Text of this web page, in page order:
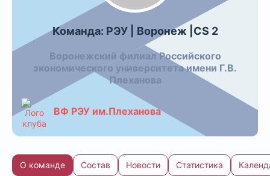
Команда: РЭУ | Воронеж |CS 2
Воронежский филиал Российского
экономического университета имени Г.В.
Плеханова
ВФ РЭУ им.Плеханова
О команде Состав Новости Статистика